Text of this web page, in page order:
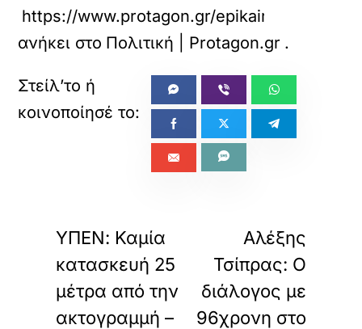
https://www.protagon.gr/epikairotita/
ανήκει στο Πολιτική | Protagon.gr .
ΥΠΕΝ: Καμία
κατασκευή 25
μέτρα από την
ακτογραμμή –
Αλέξης
Τσίπρας: O
διάλογος με
96χρονη στο